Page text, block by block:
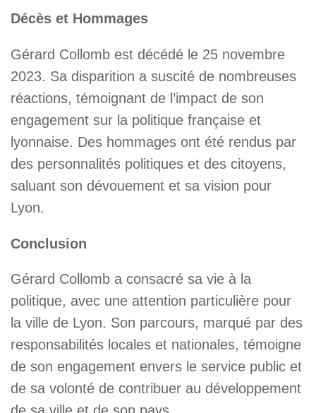
Décès et Hommages
Gérard Collomb est décédé le 25 novembre
2023. Sa disparition a suscité de nombreuses
réactions, témoignant de l’impact de son
engagement sur la politique française et
lyonnaise. Des hommages ont été rendus par
des personnalités politiques et des citoyens,
saluant son dévouement et sa vision pour
Lyon.
Conclusion
Gérard Collomb a consacré sa vie à la
politique, avec une attention particulière pour
la ville de Lyon. Son parcours, marqué par des
responsabilités locales et nationales, témoigne
de son engagement envers le service public et
de sa volonté de contribuer au développement